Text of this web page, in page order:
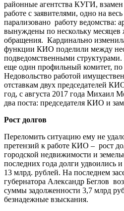
районные агентства КУГИ,
работе с заявителями, одно на
парализовано работу ведомства:
вынуждены по нескольку месяцев
обращения. Кардинально
функции КИО поделили между
подведомственными
еще один профильный комитет,
Недовольство работой
отставкам двух председателей
год, с августа 2017 года Михаил
два поста: председателя КИО и
Рост долгов
Переломить ситуацию ему не
претензий к работе КИО – рост
городской недвижимости и
последних года долги удвоились
13 млрд. рублей. На последнем
губернатора Александр Беглов
суммы задолженности 3,7 млрд
безнадежные взыскания.